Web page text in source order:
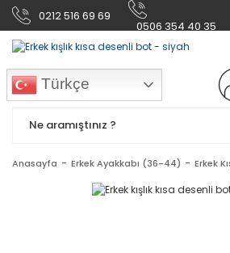
0212 516 69 69
0506 354 40 35
Türkçe
Anasayfa Erkek Ayakkabı (36-44) Erkek